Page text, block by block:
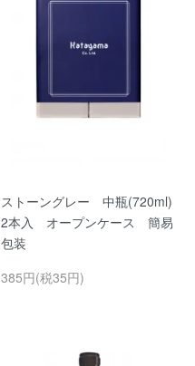
ストーングレー 中瓶(720ml)
2本入 オープンケース 簡易
包装
385円(税35円)